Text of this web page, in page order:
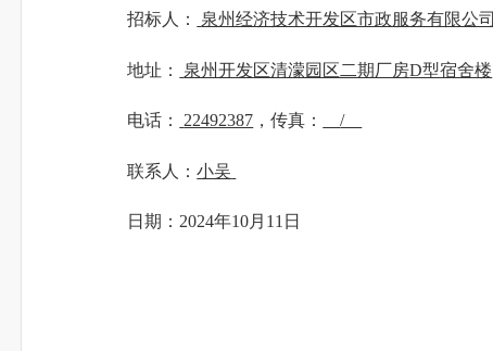
招标人： 泉州经济技术开发区市政服务有限公司
地址： 泉州开发区清濛园区二期厂房D型宿舍楼
电话： 22492387 ，传真： /
联系人：小吴
日期： 2024年10月 11 日